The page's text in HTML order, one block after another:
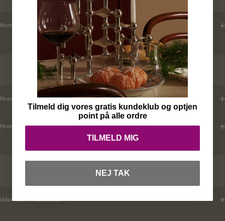
Hvordan tjekker jeg leveringstid ?
KUNDEKLUB
Hvad er mine fordele ?
Hvordan tilmelder jeg mig ?
Udsender i rabatkoder ?
Tilmeld dig vores gratis kundeklub og optjen
point på alle ordre
TILMELD MIG
NEJ TAK